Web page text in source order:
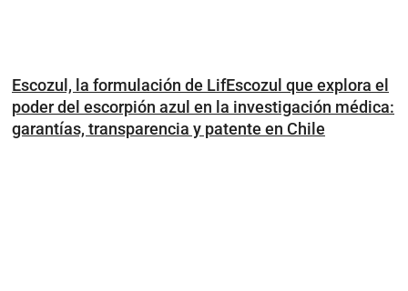
Escozul, la formulación de LifEscozul que explora el
poder del escorpión azul en la investigación médica:
garantías, transparencia y patente en Chile